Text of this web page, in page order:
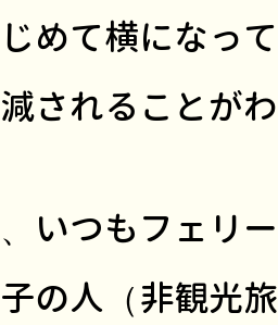
めて横になっ
されることが
いつもフェリ
の人（非観光